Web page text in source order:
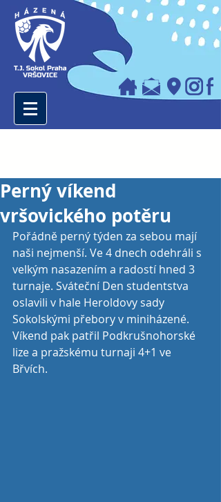
Perný víkend
vršovického potěru
Pořádně perný týden za sebou mají
naši nejmenší. Ve 4 dnech odehráli s
velkým nasazením a radostí hned 3
turnaje. Sváteční Den studentstva
oslavili v hale Heroldovy sady
Sokolskými přebory v miniházené.
Víkend pak patřil Podkrušnohorské
lize a pražskému turnaji 4+1 ve
Břvích.